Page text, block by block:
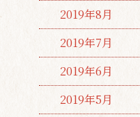
2019年8月
2019年7月
2019年6月
2019年5月